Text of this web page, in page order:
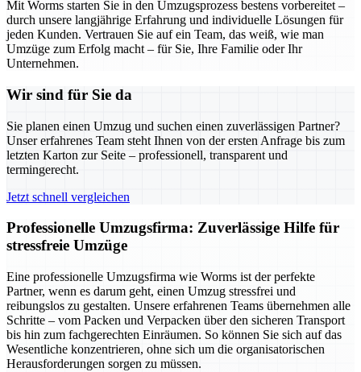
Mit Worms starten Sie in den Umzugsprozess bestens vorbereitet –
durch unsere langjährige Erfahrung und individuelle Lösungen für
jeden Kunden. Vertrauen Sie auf ein Team, das weiß, wie man
Umzüge zum Erfolg macht – für Sie, Ihre Familie oder Ihr
Unternehmen.
Wir sind für Sie da
Sie planen einen Umzug und suchen einen zuverlässigen Partner?
Unser erfahrenes Team steht Ihnen von der ersten Anfrage bis zum
letzten Karton zur Seite – professionell, transparent und
termingerecht.
Jetzt schnell vergleichen
Professionelle Umzugsfirma: Zuverlässige Hilfe für
stressfreie Umzüge
Eine professionelle Umzugsfirma wie Worms ist der perfekte
Partner, wenn es darum geht, einen Umzug stressfrei und
reibungslos zu gestalten. Unsere erfahrenen Teams übernehmen alle
Schritte – vom Packen und Verpacken über den sicheren Transport
bis hin zum fachgerechten Einräumen. So können Sie sich auf das
Wesentliche konzentrieren, ohne sich um die organisatorischen
Herausforderungen sorgen zu müssen.